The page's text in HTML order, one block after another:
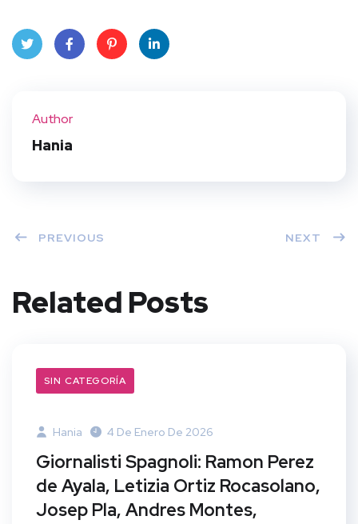
Author
Hania
PREVIOUS NEXT
Related Posts
SIN CATEGORÍA
Hania 4 De Enero De 2026
Giornalisti Spagnoli: Ramon Perez
de Ayala, Letizia Ortiz Rocasolano,
Josep Pla, Andres Montes,